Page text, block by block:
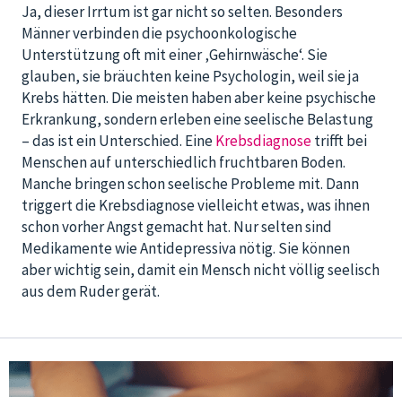
Ja, dieser Irrtum ist gar nicht so selten. Besonders
Männer verbinden die psychoonkologische
Unterstützung oft mit einer ‚Gehirnwäsche‘. Sie
glauben, sie bräuchten keine Psychologin, weil sie ja
Krebs hätten. Die meisten haben aber keine psychische
Erkrankung, sondern erleben eine seelische Belastung
– das ist ein Unterschied. EineKrebsdiagnosetrifft bei
Menschen auf unterschiedlich fruchtbaren Boden.
Manche bringen schon seelische Probleme mit. Dann
triggert die Krebsdiagnose vielleicht etwas, was ihnen
schon vorher Angst gemacht hat. Nur selten sind
Medikamente wie Antidepressiva nötig. Sie können
aber wichtig sein, damit ein Mensch nicht völlig seelisch
aus dem Ruder gerät.